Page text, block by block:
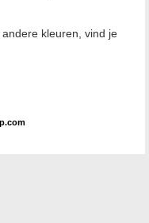
kleuren, vind je